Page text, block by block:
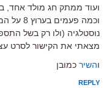
ועוד ממתק חג מולד אחד,
נוסטלגיה (ולו רק בשל
מצאתי את הקישור לסרט
והשיר כמובן
REPLY